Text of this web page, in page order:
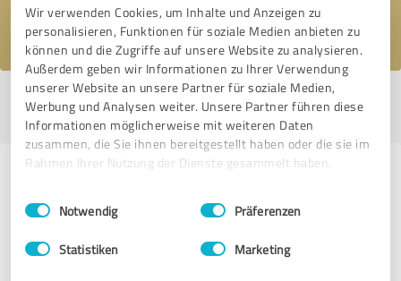
Wir verwenden Cookies, um Inhalte und Anzeigen zu
personalisieren, Funktionen für soziale Medien anbieten zu
können und die Zugriffe auf unsere Website zu analysieren.
Außerdem geben wir Informationen zu Ihrer Verwendung
unserer Website an unsere Partner für soziale Medien,
Werbung und Analysen weiter. Unsere Partner führen diese
Informationen möglicherweise mit weiteren Daten
zusammen, die Sie ihnen bereitgestellt haben oder die sie im
Rahmen Ihrer Nutzung der Dienste gesammelt haben.
Impressum Datenschutzbestimmungen
Einwilligungsauswahl
Notwendig Präferenzen
Statistiken Marketing
Ich stimme den Datenschutzbestimmungenzu.
Profil aktiv seit 02.02.2021 |Letzte Aktualisierung: 10.06.2026|Profil
melden
Anbietern aus dem Bereich Social